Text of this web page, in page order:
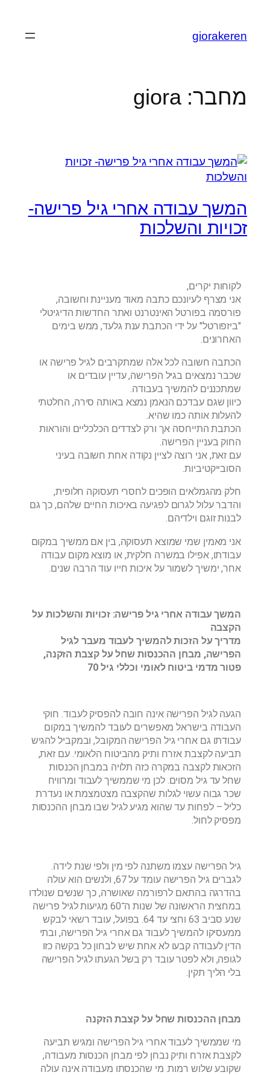
giorakeren
מחבר:giora
המשך עבודה אחרי גיל פרישה-
זכויות והשלכות
לקוחות יקרים,
אני מצרף לעיונכם כתבה מאוד מעניינת וחשובה,
פורסמה בפורטל האינטרנט ואתר החדשות הדיגיטלי
"ביזפורטל" על ידי הכתבת ענת גלעד, ממש בימים
האחרונים.
הכתבה חשובה לכל אלה שמתקרבים לגיל פרישה או
שכבר נמצאים בגיל הפרישה, עדיין עובדים או
שמתכננים להמשיך בעבודה.
כיוון שגם עבדכם הנאמן נמצא באותה סירה, החלטתי
להעלות אותה כמו שהיא.
הכתבת התייחסה אך ורק לצדדים הכלכליים והוראות
החוק בעניין הפרישה.
עם זאת, אני רוצה לציין נקודה אחת חשובה בעיני
הסובייקטיביות.
חלק מהגמלאים הופכים לחסרי תעסוקה חלופית,
והדבר עלול לגרום לפגיעה באיכות החיים שלהם, כך גם
לבנות זוגם וילדיהם.
אני מאמין שמי שמוצא תעסוקה, בין אם ממשיך במקום
עבודתו, אפילו במשרה חלקית, או מוצא מקום עבודה
אחר, ימשיך לשמור על איכות חייו עוד הרבה שנים.
המשך עבודה אחרי גיל פרישה: זכויות והשלכות על
הקצבה
מדריך על הזכות להמשיך לעבוד מעבר לגיל
הפרישה, מבחן ההכנסות שחל על קצבת הזקנה,
פטור מדמי ביטוח לאומי וכללי גיל 70
הגעה לגיל הפרישה אינה חובה להפסיק לעבוד. חוקי
העבודה בישראל מאפשרים לעובד להמשיך במקום
עבודתו גם אחרי גיל הפרישה המקובל, ובמקביל להגיש
תביעה לקצבת אזרח ותיק מהביטוח הלאומי. עם זאת,
הזכאות לקצבה במקרה כזה תלויה במבחן הכנסות
שחל עד גיל מסוים. לכן מי שממשיך לעבוד ומרוויח
שכר גבוה עשוי לגלות שהקצבה מצטמצמת או נעדרת
כליל – לפחות עד שהוא מגיע לגיל שבו מבחן ההכנסות
מפסיק לחול.
גיל הפרישה עצמו משתנה לפי מין ולפי שנת לידה.
לגברים גיל הפרישה עומד על 67, ולנשים הוא עולה
בהדרגה בהתאם לרפורמה שאושרה, כך שנשים שנולדו
במחצית הראשונה של שנות ה־60 מגיעות לגיל פרישה
שנע סביב 63 וחצי עד 64. בפועל, עובד רשאי לבקש
ממעסיקו להמשיך לעבוד גם אחרי גיל הפרישה, ובתי
הדין לעבודה קבעו לא אחת שיש לבחון כל בקשה כזו
לגופה, ולא לפטר עובד רק בשל הגעתו לגיל הפרישה
בלי הליך תקין.
מבחן ההכנסות שחל על קצבת הזקנה
מי שממשיך לעבוד אחרי גיל הפרישה ומגיש תביעה
לקצבת אזרח ותיק נבחן לפי מבחן הכנסות מעבודה,
שקובע שלוש רמות. מי שהכנסתו מעבודה אינה עולה